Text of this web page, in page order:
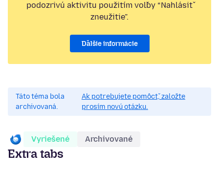
podozrivú aktivitu použitím voľby “Nahlásiť
zneužitie”.
Ďalšie informácie
Táto téma bola
archivovaná.
Ak potrebujete pomôcť, založte
prosím novú otázku.
Vyriešené Archivované
Extra tabs